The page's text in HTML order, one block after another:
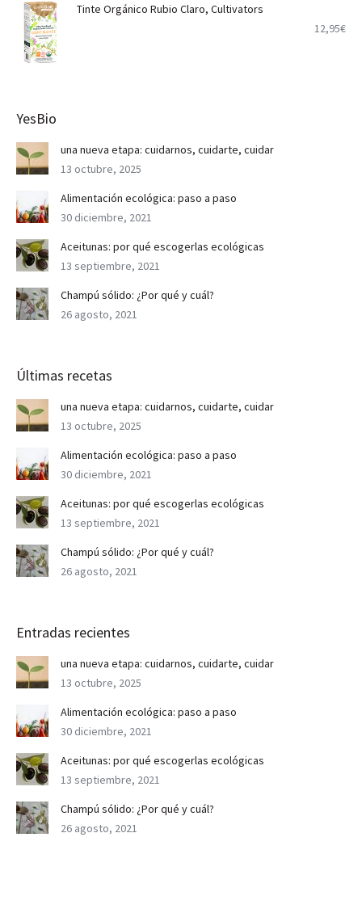
Tinte Orgánico Rubio Claro, Cultivators
12,95€
YesBio
una nueva etapa: cuidarnos, cuidarte, cuidar
13 octubre, 2025
Alimentación ecológica: paso a paso
30 diciembre, 2021
Aceitunas: por qué escogerlas ecológicas
13 septiembre, 2021
Champú sólido: ¿Por qué y cuál?
26 agosto, 2021
Últimas recetas
una nueva etapa: cuidarnos, cuidarte, cuidar
13 octubre, 2025
Alimentación ecológica: paso a paso
30 diciembre, 2021
Aceitunas: por qué escogerlas ecológicas
13 septiembre, 2021
Champú sólido: ¿Por qué y cuál?
26 agosto, 2021
Entradas recientes
una nueva etapa: cuidarnos, cuidarte, cuidar
13 octubre, 2025
Alimentación ecológica: paso a paso
30 diciembre, 2021
Aceitunas: por qué escogerlas ecológicas
13 septiembre, 2021
Champú sólido: ¿Por qué y cuál?
26 agosto, 2021